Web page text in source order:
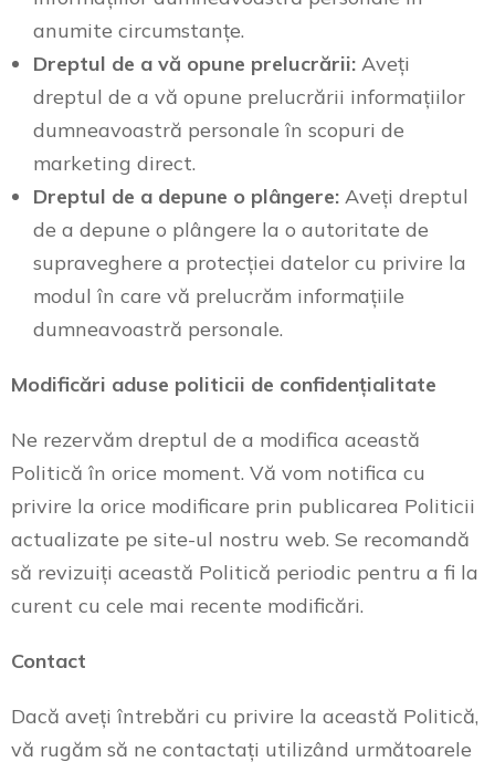
anumite circumstanțe.
Dreptul de a vă opune prelucrării: Aveți
dreptul de a vă opune prelucrării informațiilor
dumneavoastră personale în scopuri de
marketing direct.
Dreptul de a depune o plângere: Aveți dreptul
de a depune o plângere la o autoritate de
supraveghere a protecției datelor cu privire la
modul în care vă prelucrăm informațiile
dumneavoastră personale.
Modificări aduse politicii de confidențialitate
Ne rezervăm dreptul de a modifica această
Politică în orice moment. Vă vom notifica cu
privire la orice modificare prin publicarea Politicii
actualizate pe site-ul nostru web. Se recomandă
să revizuiți această Politică periodic pentru a fi la
curent cu cele mai recente modificări.
Contact
Dacă aveți întrebări cu privire la această Politică,
vă rugăm să ne contactați utilizând următoarele